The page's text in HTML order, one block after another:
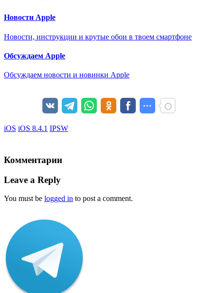
Новости Apple
Новости, инструкции и крутые обои в твоем смартфоне
Обсуждаем Apple
Обсуждаем новости и новинки Apple
iOS iOS 8.4.1 IPSW
Комментарии
Leave a Reply
You must be logged in to post a comment.